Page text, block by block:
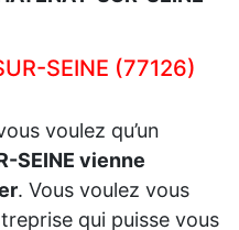
SEINE (77126)
voulez qu’un
SEINE vienne
. Vous voulez vous
qui puisse vous